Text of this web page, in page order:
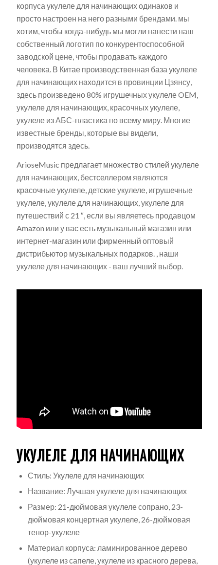
корпуса укулеле для начинающих одинаков и
просто настроен на него разными брендами. мы
хотим, чтобы когда-нибудь мы могли нанести наш
собственный логотип по конкурентоспособной
заводской цене, чтобы продавать каждого
человека. В Китае производственная база укулеле
для начинающих находится в провинции Цзянсу,
здесь произведено 80% игрушечных укулеле OEM,
укулеле для начинающих, красочных укулеле,
укулеле из АБС-пластика по всему миру. Многие
известные бренды, которые вы видели,
производятся здесь.
ArioseMusic предлагает множество стилей укулеле
для начинающих, бестселлером являются
красочные укулеле, детские укулеле, игрушечные
укулеле, укулеле для начинающих, укулеле для
путешествий с 21 ″, если вы являетесь продавцом
Amazon или у вас есть музыкальный магазин или
интернет-магазин или фирменный оптовый
дистрибьютор музыкальных подарков. , наши
укулеле для начинающих - ваш лучший выбор.
УКУЛЕЛЕ ДЛЯ НАЧИНАЮЩИХ
Стиль: Укулеле для начинающих
Название: Лучшая укулеле для начинающих
Размер: 21-дюймовая укулеле сопрано, 23-
дюймовая концертная укулеле, 26-дюймовая
тенор-укулеле
Материал корпуса: ламинированное дерево
(укулеле из сапеле, укулеле из красного дерева,